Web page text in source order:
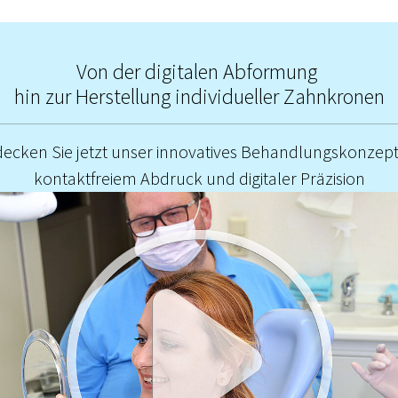
Von der digitalen Abformung
hin zur Herstellung individueller Zahnkronen
Sie jetzt unser innovatives
kontaktfreiem Abdruck und digitaler Präzision